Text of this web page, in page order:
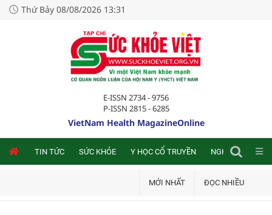
Thứ Bảy 08/08/2026 13:31
E-ISSN 2734 - 9756
P-ISSN 2815 - 6285
VietNam Health MagazineOnline
TIN TỨC SỨC KHỎE Y HỌC CỔ TRUYỀN NGHIÊN CỨU
MỚI NHẤT ĐỌC NHIỀU